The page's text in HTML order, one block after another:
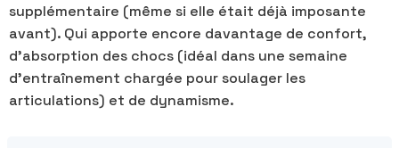
supplémentaire (même si elle était déjà imposante
avant). Qui apporte encore davantage de confort,
d’absorption des chocs (idéal dans une semaine
d’entraînement chargée pour soulager les
articulations) et de dynamisme.